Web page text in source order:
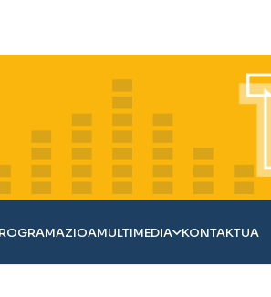
MULTIMEDIA KONTAKTUA